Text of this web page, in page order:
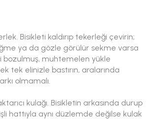
Bisikleti kaldırıp tekerleği çevirin;
ya da gözle görülür sekme varsa
muhtemelen yükle
tek elinizle bastırın, aralarında
olmamalı.
kulağı. Bisikletin arkasında durup
hattıyla aynı düzlemde değilse kulak